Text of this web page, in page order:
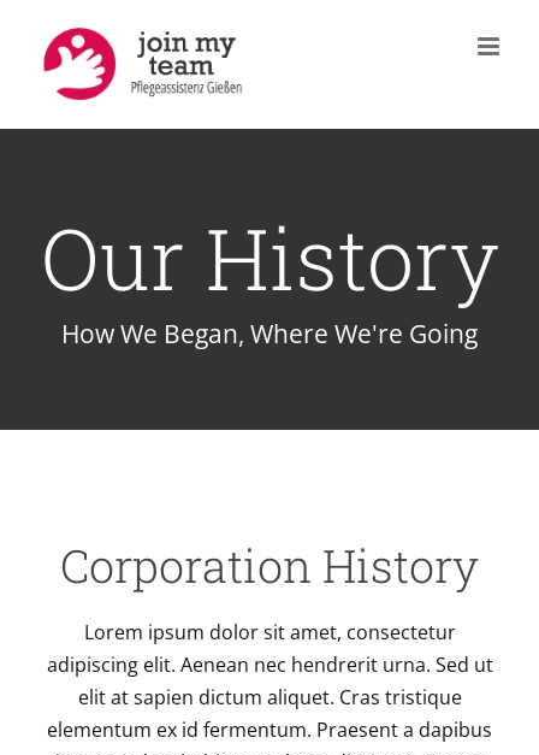
Inhalt
springen
Our History
How We Began, Where We're Going
Corporation History
Lorem ipsum dolor sit amet, consectetur
adipiscing elit. Aenean nec hendrerit urna. Sed ut
elit at sapien dictum aliquet. Cras tristique
elementum ex id fermentum. Praesent a dapibus